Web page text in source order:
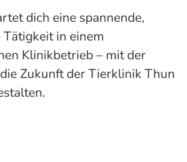
dich eine spannende,
in einem
Klinikbetrieb – mit der
Zukunft der Tierklinik Thun